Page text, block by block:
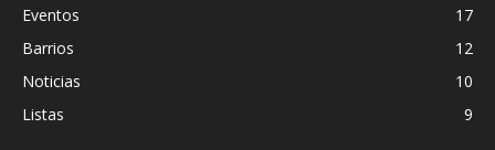
Eventos
17
Barrios
12
Noticias
10
Listas
9